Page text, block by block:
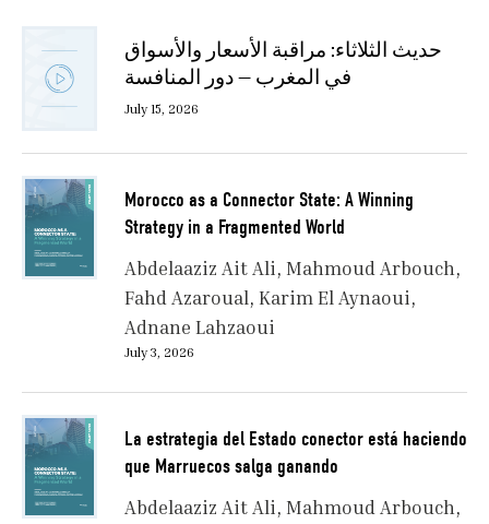
حديث الثلاثاء: مراقبة الأسعار والأسواق
في المغرب — دور المنافسة
July 15, 2026
Morocco as a Connector State: A Winning
Strategy in a Fragmented World
Abdelaaziz Ait Ali Mahmoud Arbouch
Fahd Azaroual Karim El Aynaoui
Adnane Lahzaoui
July 3, 2026
La estrategia del Estado conector está haciendo
que Marruecos salga ganando
Abdelaaziz Ait Ali Mahmoud Arbouch